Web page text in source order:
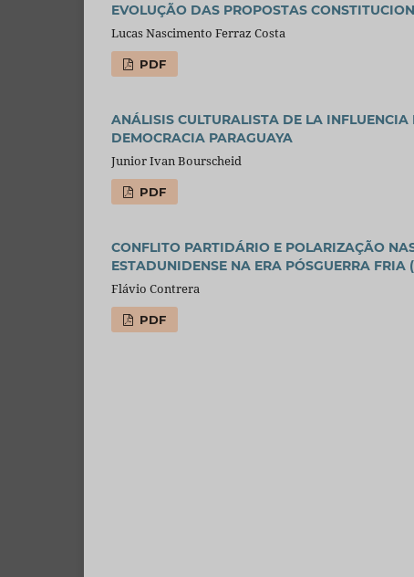
EVOLUÇÃO DAS PROPOSTAS
Lucas Nascimento Ferraz Costa
PDF
ANÁLISIS CULTURALISTA DE LA
DEMOCRACIA PARAGUAYA
Junior Ivan Bourscheid
PDF
CONFLITO PARTIDÁRIO E POLARIZAÇÃO
ESTADUNIDENSE NA ERA PÓSGUERRA FRIA
Flávio Contrera
PDF